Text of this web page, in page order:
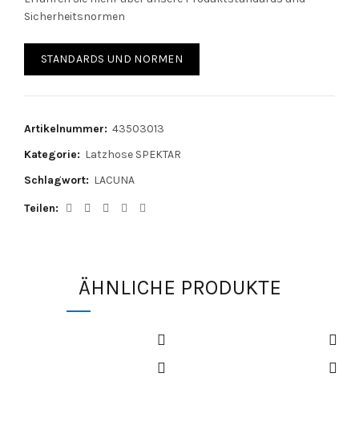
Sicherheitsnormen
STANDARDS UND NORMEN
Artikelnummer: 43503013
Kategorie: Latzhose SPEKTAR
Schlagwort: LACUNA
Teilen
ÄHNLICHE PRODUKTE